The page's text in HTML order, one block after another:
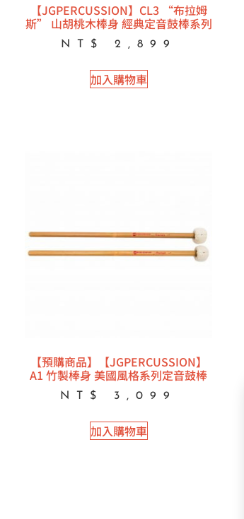
【JGPERCUSSION】CL3 “布拉姆
斯” 山胡桃木棒身 經典定音鼓棒系列
NT$ 2,899
加入購物車
【預購商品】【JGPERCUSSION】
A1 竹製棒身 美國風格系列定音鼓棒
NT$ 3,099
加入購物車